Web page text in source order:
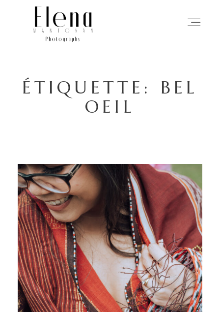
ÉTIQUETTE: BEL
OEIL
PHOTOGRAPHIE
HISTOIRES
À PROPOS
INFO
CONTACT